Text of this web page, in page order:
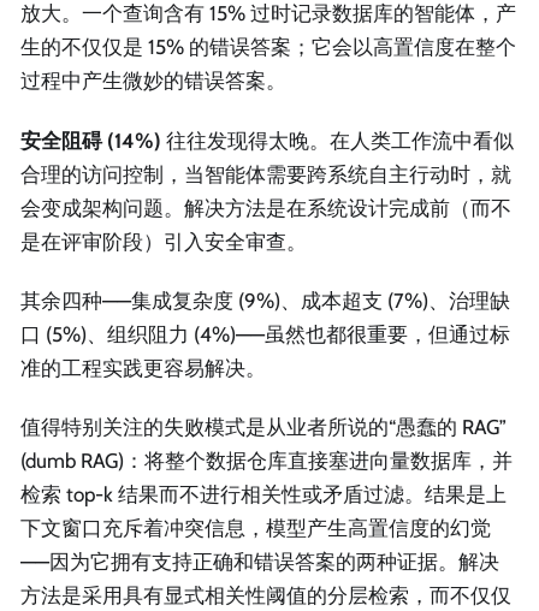
放大。一个查询含有 15% 过时记录数据库的智能体，产
生的不仅仅是 15% 的错误答案；它会以高置信度在整个
过程中产生微妙的错误答案。
安全阻碍 (14%) 往往发现得太晚。在人类工作流中看似
合理的访问控制，当智能体需要跨系统自主行动时，就
会变成架构问题。解决方法是在系统设计完成前（而不
是在评审阶段）引入安全审查。
其余四种——集成复杂度 (9%)、成本超支 (7%)、治理缺
口 (5%)、组织阻力 (4%)——虽然也都很重要，但通过标
准的工程实践更容易解决。
值得特别关注的失败模式是从业者所说的“愚蠢的 RAG”
(dumb RAG)：将整个数据仓库直接塞进向量数据库，并
检索 top-k 结果而不进行相关性或矛盾过滤。结果是上
下文窗口充斥着冲突信息，模型产生高置信度的幻觉
——因为它拥有支持正确和错误答案的两种证据。解决
方法是采用具有显式相关性阈值的分层检索，而不仅仅